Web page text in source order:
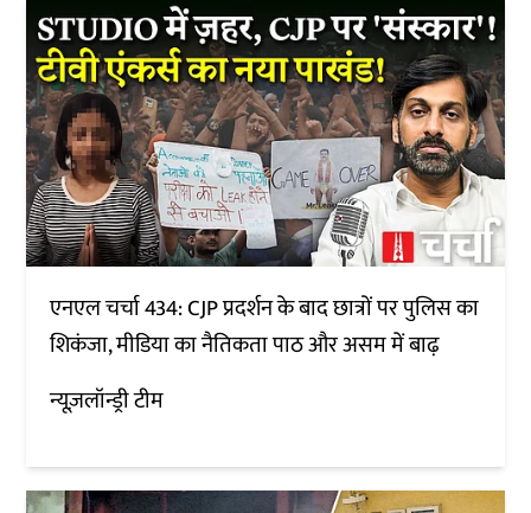
एनएल चर्चा 434: CJP प्रदर्शन के बाद छात्रों पर पुलिस का
शिकंजा, मीडिया का नैतिकता पाठ और असम में बाढ़
न्यूज़लॉन्ड्री टीम